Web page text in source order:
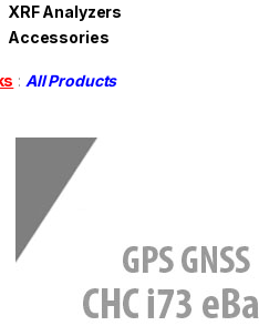
XRF Analyzers
Accessories
: All Products